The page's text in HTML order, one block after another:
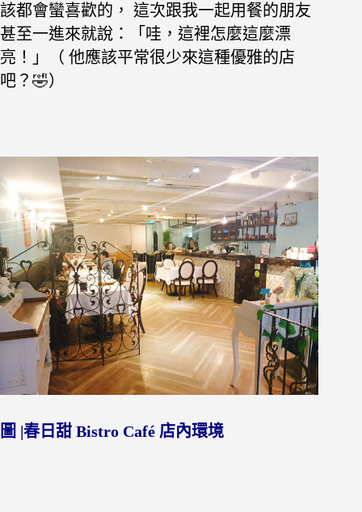
該都會蠻喜歡的， 這次跟我一起用餐的朋友
甚至一進來就說：「哇，這裡怎麼這麼漂
亮！」（ 他應該平常很少來這種優雅的店
吧？🤣）
圖 |春日甜 Bistro Café 店內環境